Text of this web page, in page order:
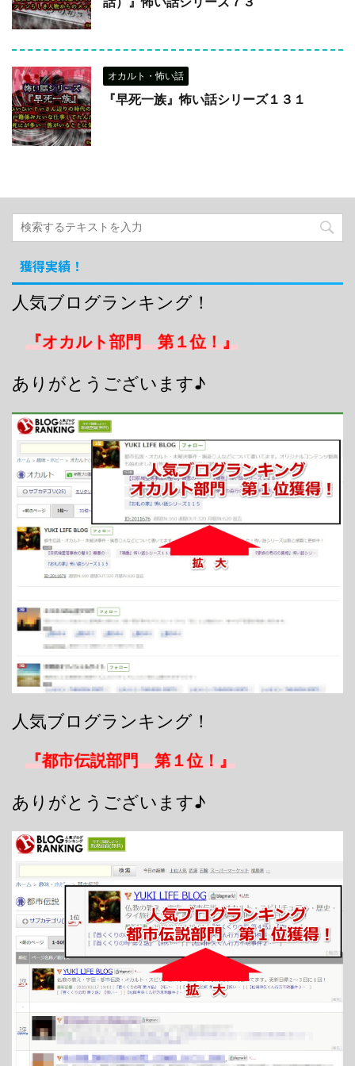
オカルト・怖い話
『早死一族』怖い話シリーズ１３１
獲得実績！
人気ブログランキング！
『オカルト部門 第１位！』
ありがとうございます♪
人気ブログランキング！
『都市伝説部門 第１位！』
ありがとうございます♪